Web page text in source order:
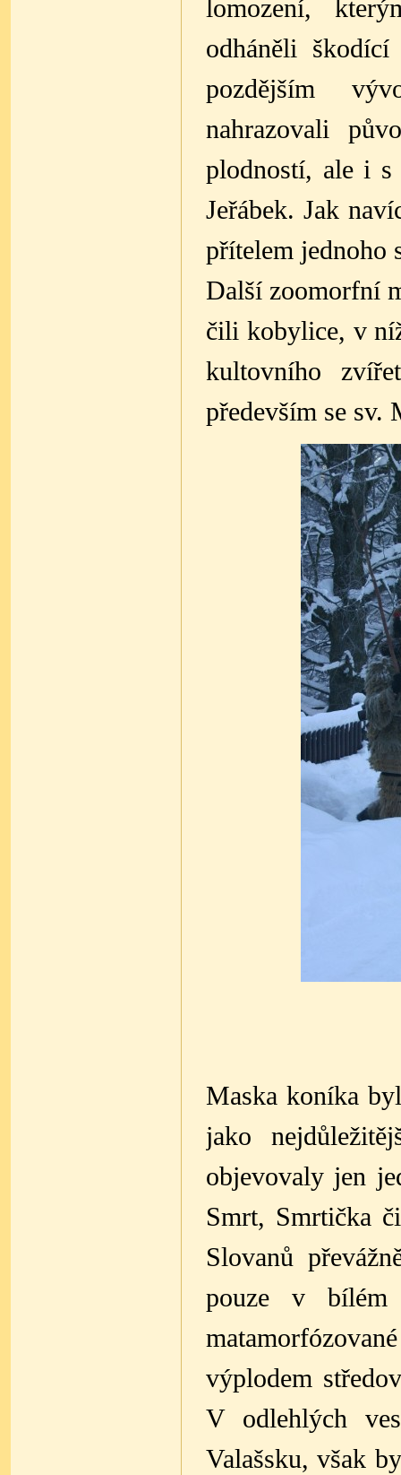
lomození,
odháněli
pozdějším
nahrazovali
plodností, ale i
Jeřábek. Jak
přítelem jednoho
Další zoomorfní
čili kobylice, v
kultovního
především se sv.
Maska koníka
jako
objevovaly jen
Smrt, Smrtička
Slovanů
pouze v
výplodem
V odlehlých
Valašsku, však